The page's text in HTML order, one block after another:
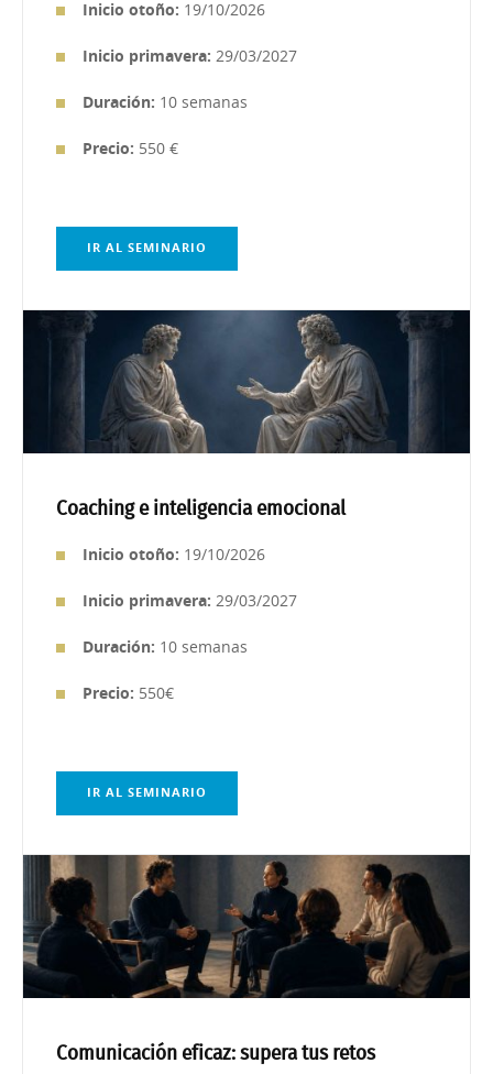
Inicio otoño: 19/10/2026
Inicio primavera: 29/03/2027
Duración: 10 semanas
Precio: 550 €
IR AL SEMINARIO
Coaching e inteligencia emocional
Inicio otoño: 19/10/2026
Inicio primavera: 29/03/2027
Duración: 10 semanas
Precio: 550€
IR AL SEMINARIO
Comunicación eficaz: supera tus retos